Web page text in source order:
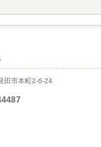
田市本町2-6-24